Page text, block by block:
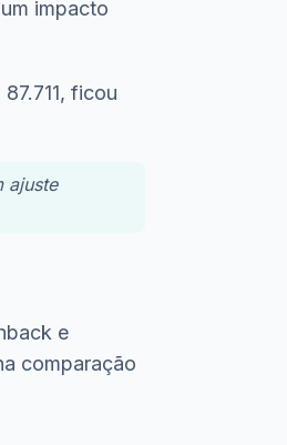
impacto
ficou
ajuste
e
comparação